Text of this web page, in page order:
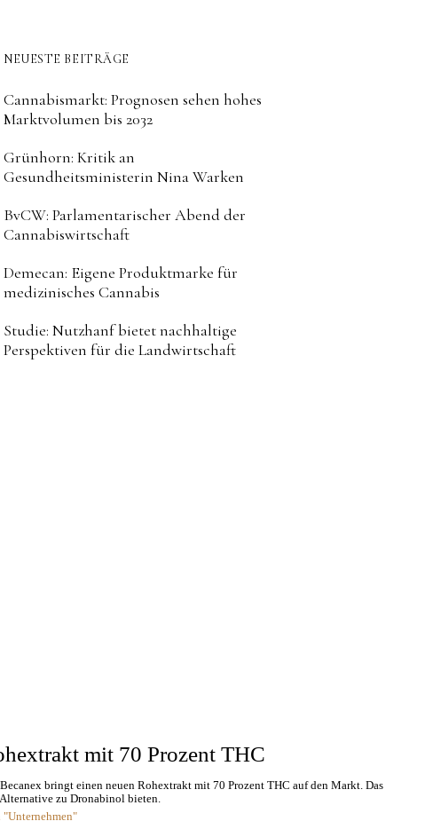
NEUESTE BEITRÄGE
Cannabismarkt: Prognosen sehen hohes
Marktvolumen bis 2032
Grünhorn: Kritik an
Gesundheitsministerin Nina Warken
BvCW: Parlamentarischer Abend der
Cannabiswirtschaft
Demecan: Eigene Produktmarke für
medizinisches Cannabis
Studie: Nutzhanf bietet nachhaltige
Perspektiven für die Landwirtschaft
mit 70 Prozent THC
bringt einen neuen Rohextrakt mit 70 Prozent THC auf den Markt. Das
zu Dronabinol bieten.
"Unternehmen"